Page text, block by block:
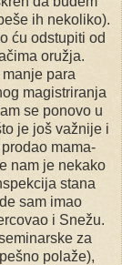
ih nekoliko).
ću odstupiti od
oružja.
para
magistriranja
se ponovo u
je još važnije i
mama-
nam je nekako
stana
sam imao
i Snežu.
za
polaže),